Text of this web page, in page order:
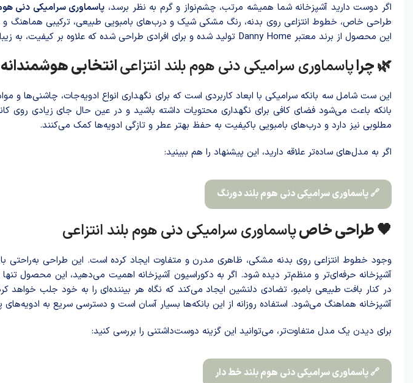
اگر دوست دارید آشپزخانه شما همیشه مرتب، چشم‌نواز و گرم به نظر برسد، پاسماوری سرامیکی دنی
طراحی خاص، خطوط انتزاعی روی بدنه، رنگ مشکی شیک و درب‌های بامبویی طبیعی، ترکیبی هماهنگ و
این محصول از برند معتبر Danny Home تولید شده و برای افرادی طراحی شده که علاوه بر کیفیت، به زیبایی جزئیات نیز اهمیت می‌دهند.
🌿 چراپاسماوری سرامیکی دنی هوم بلند انتزاعیانتخابی
بانکه باعث می‌شود فضای کافی برای نگهداری محتویات داشته باشید و در عین حال جای زیادی روی
مطلوبی نیز دارد و درب‌های بامبویی باکیفیت به حفظ بهتر عطر و تازگی ادویه‌ها کمک می‌کنند.
اگر به مدل‌های ساده‌تر علاقه دارید، این پیشنهاد را هم ببینید:
🔗 پاسماوری سرامیکی دنی هوم بلند دورنگ
🖤 طراحی خاصپاسماوری سرامیکی دنی هوم بلند انتزاعی
وجود خطوط انتزاعی روی بدنه مشکی، ظاهری مدرن و متفاوت ایجاد کرده است. این طراحی
آشپزخانه حرفه‌ای‌تر و منظم‌تر دیده شود. اگر به دکوراسیون آشپزخانه اهمیت می‌دهید، این محصول
در کنار بافت طبیعی بامبو، تضادی دلنشین ایجاد می‌کند که نگاه هر بیننده‌ای را به خود جلب
آشپزخانه هماهنگ می‌شود. استفاده روزانه از این بانکه‌ها بسیار آسان است و دسترسی سریع به
برای دیدن یک مدل متفاوت‌تر، می‌توانید این گزینه دوست‌داشتنی را بررسی کنید:
🔗 پاسماوری سرامیکی دنی هوم بلند خط دار